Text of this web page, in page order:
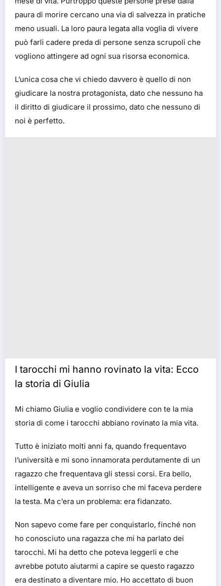
paura di morire cercano una via di salvezza in pratiche
meno usuali. La loro paura legata alla voglia di vivere
può farli cadere preda di persone senza scrupoli che
vogliono attingere ad ogni sua risorsa economica.
L’unica cosa che vi chiedo davvero è quello di non
giudicare la nostra protagonista, dato che nessuno ha
il diritto di giudicare il prossimo, dato che nessuno di
noi è perfetto.
I tarocchi mi hanno rovinato la vita: Ecco
la storia di Giulia
Mi chiamo Giulia e voglio condividere con te la mia
storia di come i tarocchi abbiano rovinato la mia vita.
Tutto è iniziato molti anni fa, quando frequentavo
l’università e mi sono innamorata perdutamente di un
ragazzo che frequentava gli stessi corsi. Era bello,
intelligente e aveva un sorriso che mi faceva perdere
la testa. Ma c’era un problema: era fidanzato.
Non sapevo come fare per conquistarlo, finché non
ho conosciuto una ragazza che mi ha parlato dei
tarocchi. Mi ha detto che poteva leggerli e che
avrebbe potuto aiutarmi a capire se questo ragazzo
era destinato a diventare mio. Ho accettato di buon